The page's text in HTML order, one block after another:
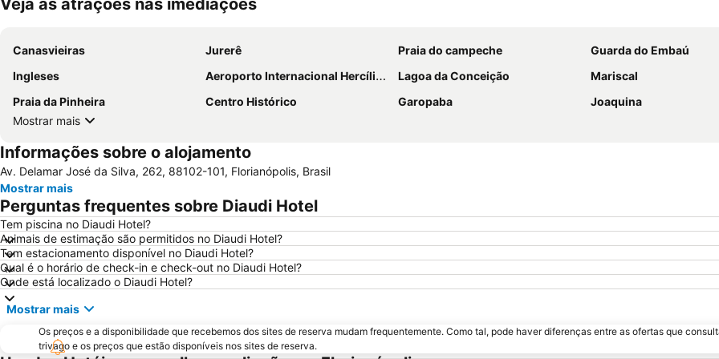
Veja as atrações nas imediações
Canasvieiras Jurerê Praia do campeche
Guarda do Embaú
Ingleses
Aeroporto Internacional Hercílio Luz Lagoa da Conceição
Mariscal
Praia da Pinheira
Centro Histórico Garopaba
Joaquina
Mostrar mais
Informações sobre o alojamento
Av. Delamar José da Silva, 262, 88102-101, Florianópolis, Brasil
Mostrar mais
Perguntas frequentes sobre Diaudi Hotel
Tem piscina no Diaudi Hotel?
Animais de estimação são permitidos no Diaudi Hotel?
Tem estacionamento disponível no Diaudi Hotel?
Qual é o horário de check-in e check-out no Diaudi Hotel?
Onde está localizado o Diaudi Hotel?
Mostrar mais
Os preços e a disponibilidade que recebemos dos sites de reserva mudam frequentemente. Como tal, pode haver diferenças entre as ofertas que
trivago e os preços que estão disponíveis nos sites de reserva.